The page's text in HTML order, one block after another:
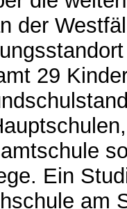
der
29
Ein
am